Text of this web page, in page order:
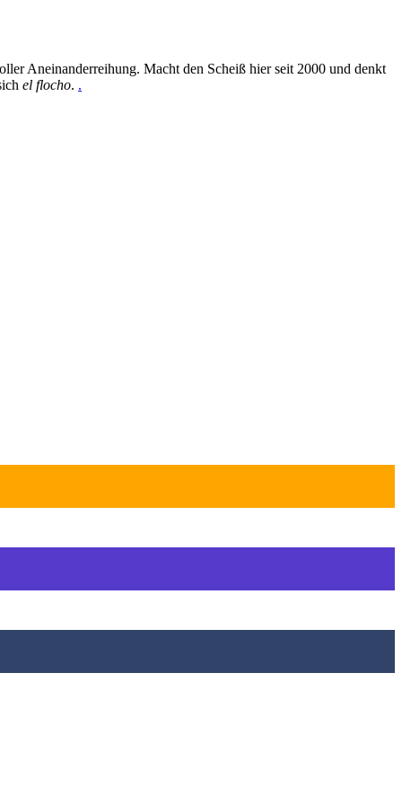
Aneinanderreihung. Macht den Scheiß hier seit 2000 und denkt
el flocho. .